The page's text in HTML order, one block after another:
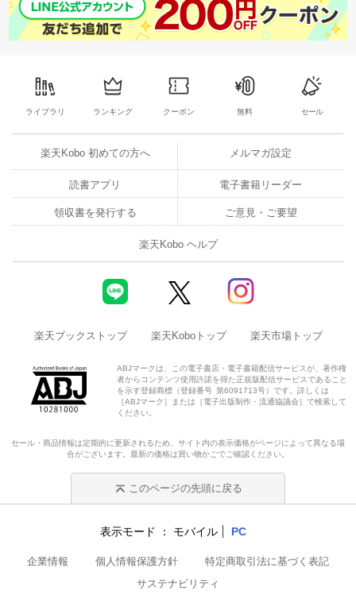
ライブラリ ランキング クーポン 無料 セール
楽天Kobo 初めての方へ メルマガ設定
読書アプリ 電子書籍リーダー
領収書を発行する ご意見・ご要望
楽天Kobo ヘルプ
楽天ブックストップ 楽天Koboトップ 楽天市場トップ
ABJマークは、この電子書店・電子書籍配信サービスが、著作権
者からコンテンツ使用許諾を得た正規版配信サービスであること
を示す登録商標（登録番号 第6091713号）です。詳しくは
［ABJマーク］または［電子出版制作・流通協議会］で検索して
ください。
セール・商品情報は定期的に更新されるため、サイト内の表示価格がページによって異なる場
合がございます。最新の価格は買い物かごでご確認ください。
このページの先頭に戻る
表示モード モバイル PC
企業情報 個人情報保護方針
特定商取引法に基づく表記
サステナビリティ